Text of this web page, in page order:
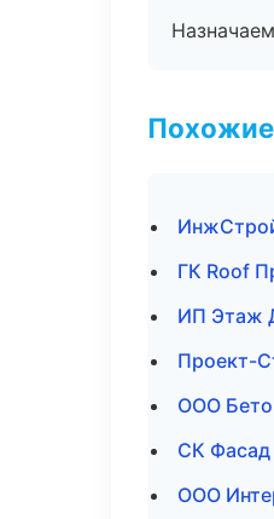
Похожие
ГК Roof
ИП Этаж
Проект-
ООО
СК Фасад
ООО